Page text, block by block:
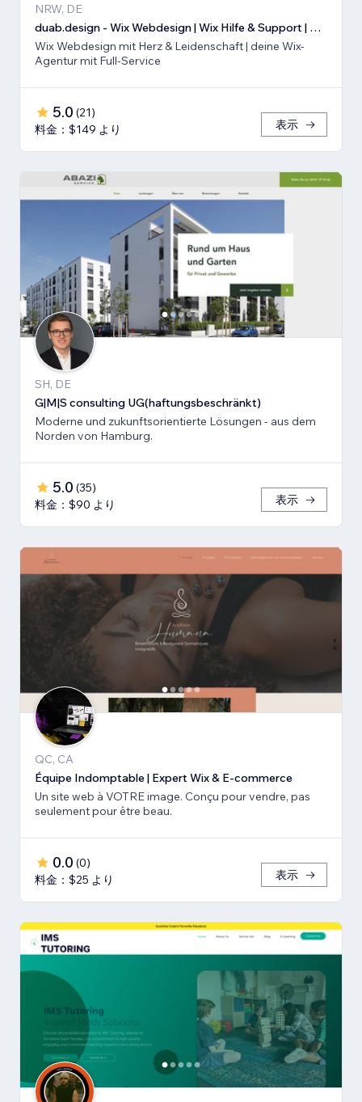
NRW, DE
duab.design - Wix Webdesign | Wix Hilfe & Support | Wix SEO
Wix Webdesign mit Herz & Leidenschaft | deine Wix-
Agentur mit Full-Service
5.0 (21)
料金：$149 より
表示
SH, DE
G|M|S consulting UG(haftungsbeschränkt)
Moderne und zukunftsorientierte Lösungen - aus dem
Norden von Hamburg.
5.0 (35)
料金：$90 より
表示
QC, CA
Équipe Indomptable | Expert Wix & E-commerce
Un site web à VOTRE image. Conçu pour vendre, pas
seulement pour être beau.
0.0 (0)
料金：$25 より
表示